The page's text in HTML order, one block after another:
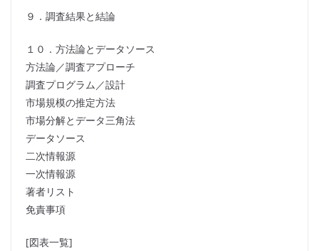
９．調査結果と結論
１０．方法論とデータソース
方法論／調査アプローチ
調査プログラム／設計
市場規模の推定方法
市場分解とデータ三角法
データソース
二次情報源
一次情報源
著者リスト
免責事項
[図表一覧]